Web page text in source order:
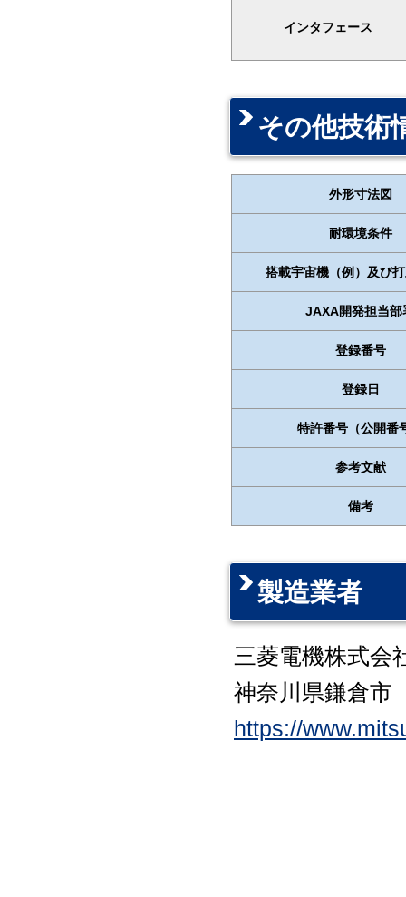
インタフェース
その他技術
外形寸法図
耐環境条件
搭載宇宙機（例）及び
JAXA開発担当部
登録番号
登録日
特許番号（公開番
参考文献
備考
製造業者
三菱電機株式会
神奈川県鎌倉市
https://